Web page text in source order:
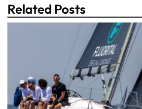
Related Posts